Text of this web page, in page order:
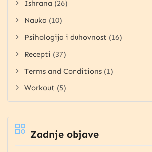
Ishrana (26)
Nauka (10)
Psihologija i duhovnost (16)
Recepti (37)
Terms and Conditions (1)
Workout (5)
Zadnje objave